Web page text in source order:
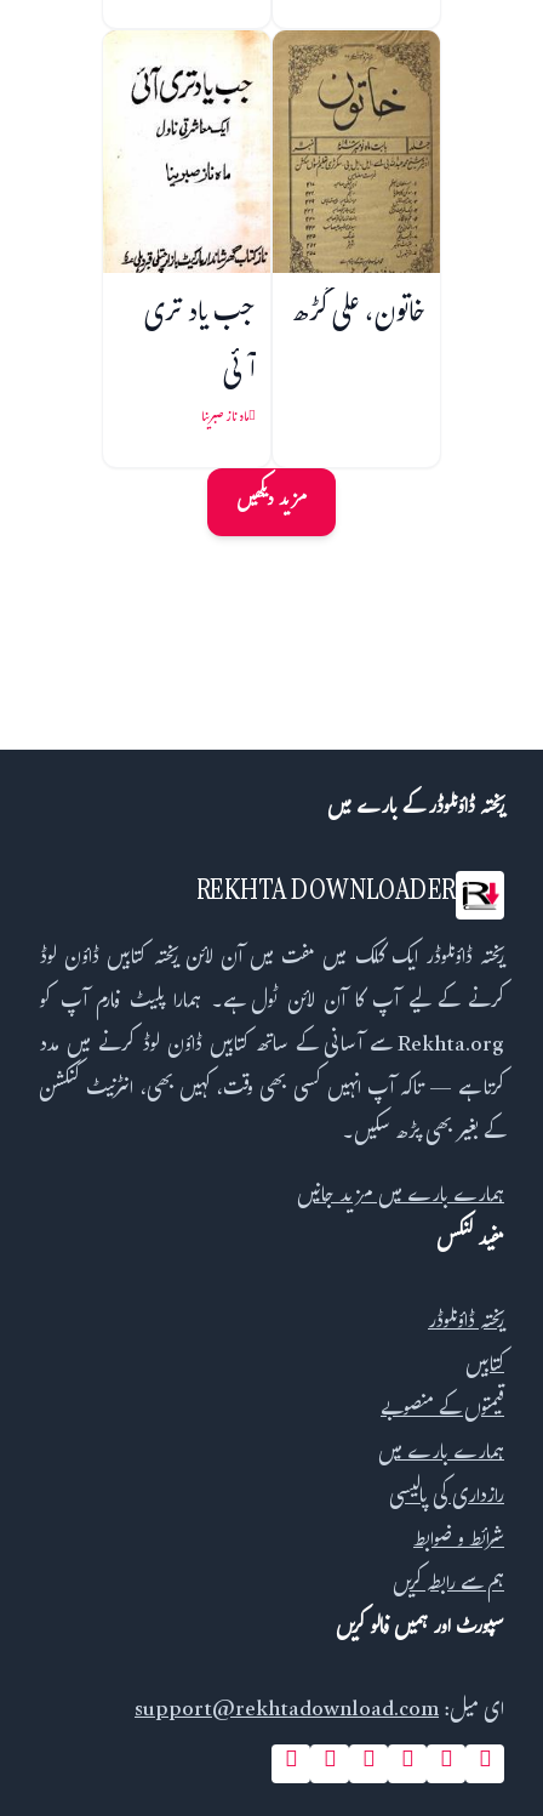
خاتون، علی گڑھ جب یاد تری
آئی
ماہ ناز صبرینا
مزید دیکھیں
ریختہ ڈاؤنلوڈر کے بارے میں
REKHTA DOWNLOADER
ریختہ ڈاؤنلوڈر ایک کلک میں مفت میں آن لائن ریختہ کتابیں ڈاؤن لوڈ
کرنے کے لیے آپ کا آن لائن ٹول ہے۔ ہمارا پلیٹ فارم آپ کو
Rekhta.org سے آسانی کے ساتھ کتابیں ڈاؤن لوڈ کرنے میں مدد
کرتا ہے — تاکہ آپ انہیں کسی بھی وقت، کہیں بھی، انٹرنیٹ کنکشن
کے بغیر بھی پڑھ سکیں۔
ہمارے بارے میں مزید جانیں
مفید لنکس
ریختہ ڈاؤنلوڈر
کتابیں
قیمتوں کے منصوبے
ہمارے بارے میں
رازداری کی پالیسی
شرائط و ضوابط
ہم سے رابطہ کریں
سپورٹ اور ہمیں فالو کریں
ای میل:support@rekhtadownload.com